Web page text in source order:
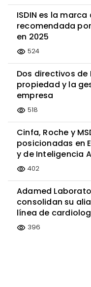
ISDIN es la
recomendada
en 2025
visibility 524
Dos directivos de
propiedad y la
empresa
visibility 518
Cinfa, Roche y
posicionadas en
y de Inteligencia
visibility 402
Adamed
consolidan su
línea de
visibility 396